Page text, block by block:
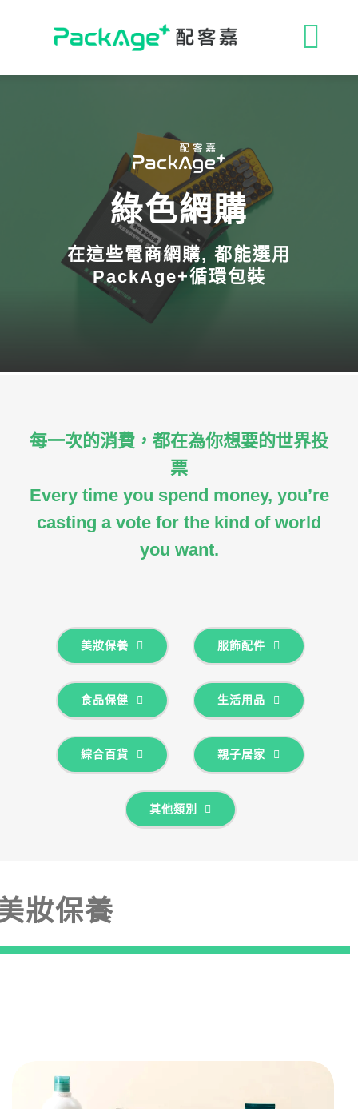
循環包裝
消費者專區
永續影響力
媒體報導
綠色網購
在這些電商網購, 都能選用
PackAge+循環包裝
每一次的消費，都在為你想要的世界投
票
Every time you spend money, you’re
casting a vote for the kind of world
you want.
美妝保養 服飾配件
食品保健 生活用品
綜合百貨 親子居家
其他類別
妝保養